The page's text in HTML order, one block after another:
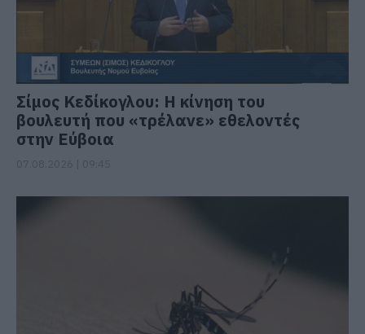
Σίμος Κεδίκογλου: Η κίνηση του
βουλευτή που «τρέλανε» εθελοντές
στην Εύβοια